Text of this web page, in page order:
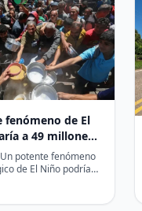
fenómeno de El
a 49 millones
al hambre
el PMA
potente fenómeno
de El Niño podría